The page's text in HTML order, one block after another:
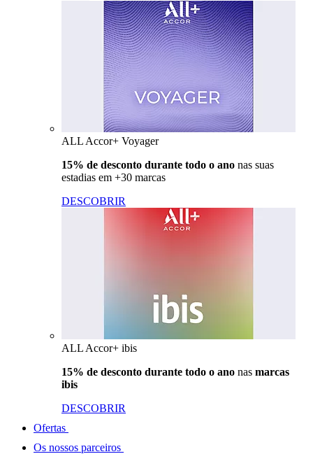
ALL Accor+ Voyager
15% de desconto durante todo o ano nas suas
estadias em +30 marcas
DESCOBRIR
ALL Accor+ ibis
15% de desconto durante todo o ano nas marcas
ibis
DESCOBRIR
Ofertas
Os nossos parceiros